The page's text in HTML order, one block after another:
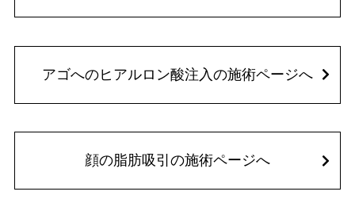
アゴへのヒアルロン酸注入の施術ページへ
顔の脂肪吸引の施術ページへ